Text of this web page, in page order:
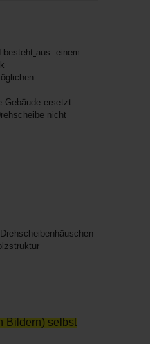
besteht aus einem
Gebäude ersetzt.
nicht
Bildern) selbst